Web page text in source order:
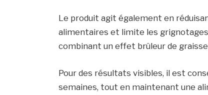
Le produit agit également en
alimentaires et limite les
combinant un effet brûleur de
Pour des résultats visibles, il est
semaines, tout en maintenant une